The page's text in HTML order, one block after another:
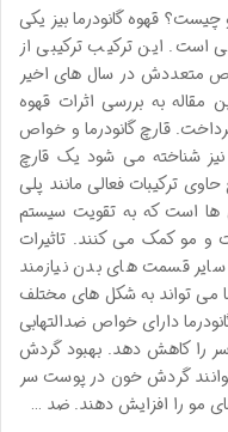
قهوه گانودرما بیز یکی
است. این ترکیب ترکیبی از
متعددش در سال های اخیر
مقاله به بررسی اثرات قهوه
قارچ گانودرما و خواص
نیز شناخته می شود یک قارچ
ترکیبات فعالی مانند پلی
ها است که به تقویت سیستم
مو کمک می کنند. تاثیرات
قسمت های بدن نیازمند
می تواند به شکل های مختلف
دارای خواص ضدالتهابی
را کاهش دهد. بهبود گردش
گردش خون در پوست سر
مو را افزایش دهند. ضد …